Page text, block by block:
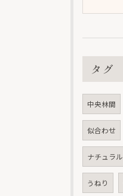
タグ
中央林間
似合わせ
ナチュラル
うねり